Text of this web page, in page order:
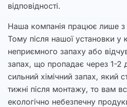
відповідності.
Наша компанія працює лише
Тому після нашої установки у
неприємного запаху або
запах, що пропадає через 1-2
сильний хімічний запах, який
тижні після монтажу, то вам
екологічно небезпечну